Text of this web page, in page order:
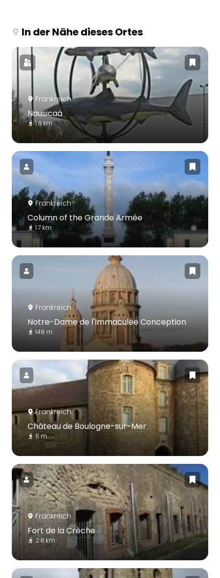
In der Nähe dieses Ortes
Frankreich
Nausicaá
1.6 km
Frankreich
Column of the Grande Armée
1.7 km
Frankreich
Notre-Dame de l'Immaculée Conception
148 m
Frankreich
Château de Boulogne-sur-Mer
6 m
Frankreich
Fort de la Crèche
2.8 km